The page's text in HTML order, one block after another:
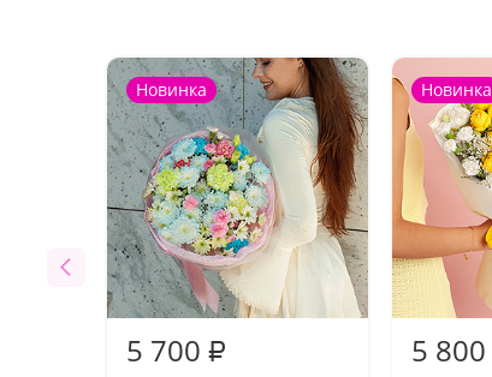
Новинка
5 700 ₽
Новинка
5 800